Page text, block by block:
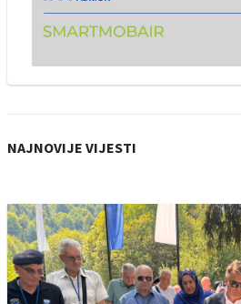
NAJNOVIJE VIJESTI